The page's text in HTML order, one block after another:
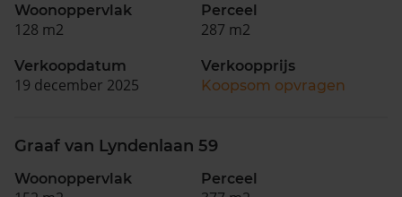
Woonoppervlak
128 m2
Perceel
287 m2
Verkoopdatum
19 december 2025
Verkoopprijs
Koopsom opvragen
Graaf van Lyndenlaan 59
Woonoppervlak Perceel